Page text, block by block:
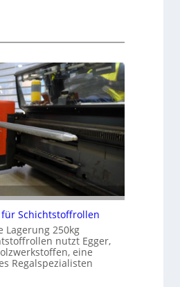
Schichtstoffrollen
Lagerung 250kg
nutzt Egger,
eine
Regalspezialisten